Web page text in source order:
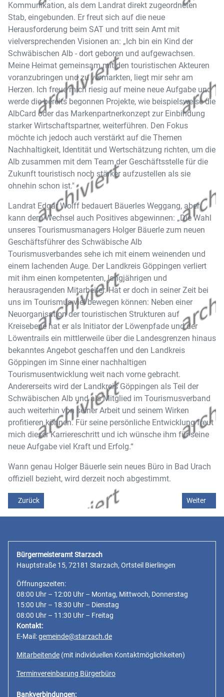
Kommunikation, als dem Landrat direkt zugeordneten
Stab, eingebunden. Er freut sich auf die neue
Herausforderung beim SAT und tritt sein Amt mit
vielversprechenden Visionen an: „Ich bin ein Kind der
Schwäbischen Alb - dort geboren und aufgewachsen.
Meine Heimat gemeinsam mit den touristischen Akteuren
voranzubringen und zu vermarkten, liegt mir sehr am
Herzen. Ich freue mich riesig auf meine neue Aufgabe und
werde die bereits begonnen Projekte, wie beispielsweise die
AlbCard oder das Markenpartnerkonzept zur Einbindung
starker Wirtschaftspartner, weiterführen. Den Fokus
möchte ich jedoch auch verstärkt auf die Themen
Nachhaltigkeit, Identität und Wertschätzung richten, um die
Alb zusammen mit dem Team der Geschäftsstelle für die
Zukunft touristisch noch stärker aufzustellen als sie
ohnehin schon ist."
Landrat Edgar Wolff bedauert Bäuerles Weggang, aber
kann dem Wechsel auch Positives abgewinnen: „Die Wahl
unseres Tourismusmanagers Holger Bäuerle zum neuen
Geschäftsführer des Schwäbische Alb
Tourismusverbandes sehe ich mit einem weinenden und
einem lachenden Auge. Der Landkreis Göppingen verliert
mit ihm einen kompetenten, langjährigen und
herausragenden Mitarbeiter. Hat er doch in seiner Zeit bei
uns im Tourismus viel bewegen können: Neben einer
Neuorganisation der touristischen Strukturen auf
Kreisebene hat er als Initiator der Löwenpfade und der
Löwentrails ein mittlerweile über die Landesgrenzen hinaus
bekanntes Angebot geschaffen und den Landkreis
Göppingen im Sinne einer nachhaltigen
Tourismusentwicklung weit nach vorne gebracht.
Andererseits wird der Landkreis Göppingen als Teil der
Schwäbischen Alb und als Mitglied im Tourismusverband
auch weiterhin von seiner Arbeit und seinem Wirken
profitieren können. Für seine persönliche Entwicklung freut
mich dieser Karriereschritt und ich wünsche ihm für seine
neue Aufgabe viel Kraft und Erfolg.“
Wann genau Holger Bäuerle sein neues Büro in Bad Urach
offiziell bezieht, wird derzeit noch abgestimmt.
Vorheriger Beitrag: Vorankündigung, Glasfaserausbau
Zurück Nächster
Weiter
Bürgermeisteramt Starzach
Hauptstraße 15, 72181 Starzach, Ortsteil Bierlingen
Öffnungszeiten:
08:00 Uhr – 12:00 Uhr – Montag, Mittwoch, Donnerstag
15:00 Uhr – 18:30 Uhr – Dienstag
08:00 Uhr – 11:30 Uhr – Freitag
Kontakt:
E-Mail:gemeinde@starzach.de
Mitarbeitende (mit individuellen Kontaktmöglichkeiten)
Terminvereinbarung Bürgerbüro
Bankverbindungen: